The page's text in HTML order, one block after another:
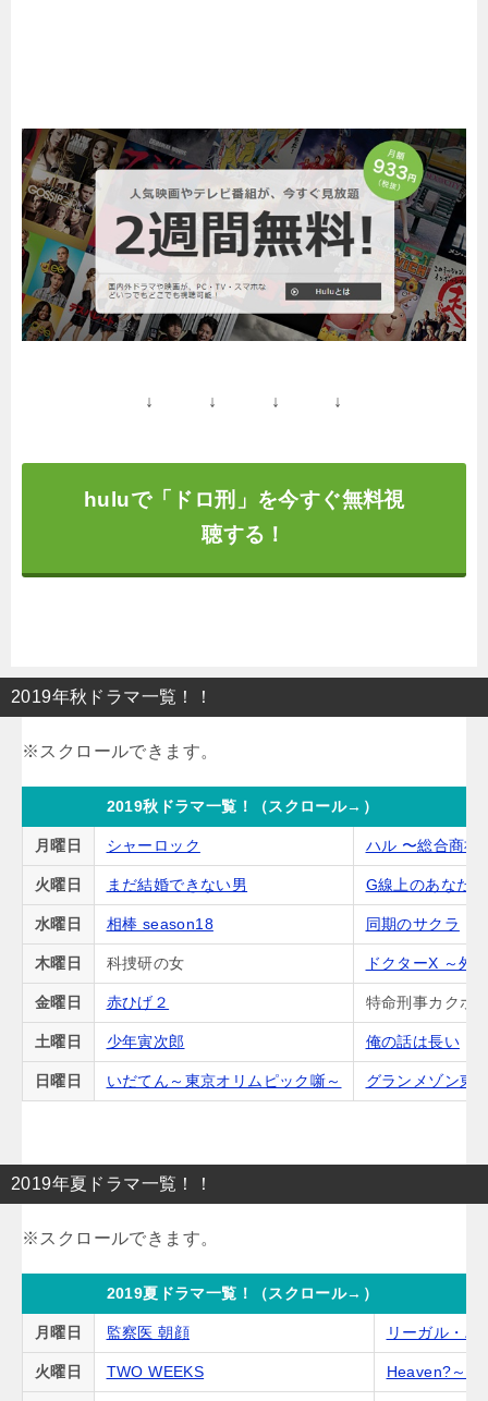
↓ ↓ ↓ ↓
huluで「ドロ刑」を今すぐ無料視
聴する！
2019年秋ドラマ一覧！！
2019秋ドラマ一覧！（スクロール→）
月曜日 シャーロック ハル 〜総合商社
火曜日 まだ結婚できない男 G線上のあなた
水曜日 相棒 season18 同期のサクラ
木曜日 科捜研の女 ドクターX ～外
金曜日 赤ひげ２ 特命刑事カクホ
土曜日 少年寅次郎 俺の話は長い
日曜日 いだてん～東京オリムピック噺～ グランメゾン東
2019年夏ドラマ一覧！！
2019夏ドラマ一覧！（スクロール→）
月曜日 監察医 朝顔 リーガル・ハ
火曜日 TWO WEEKS Heaven?～ご